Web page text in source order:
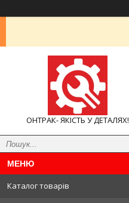
ОНТРАК- ЯКІСТЬ У ДЕТАЛЯХ!
Каталог товарів